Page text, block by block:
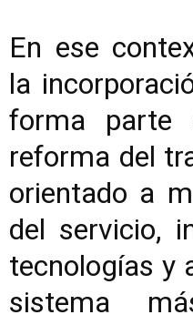
En ese
la
forma parte
reforma del
orientado a
del servicio,
tecnologías y
sistema